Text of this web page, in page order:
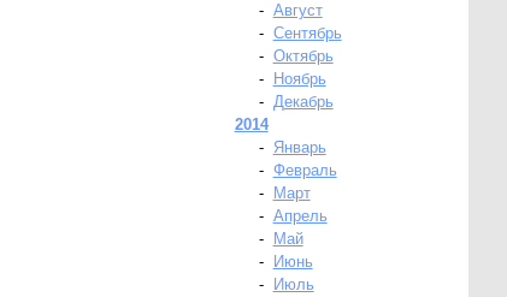
- Август
- Сентябрь
- Октябрь
-
Ноябрь
- Декабрь
2014
-
Январь
- Февраль
-
Март
- Апрель
-
Май
-
Июнь
-
Июль